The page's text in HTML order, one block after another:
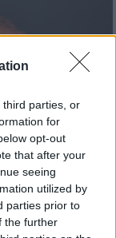
third parties, or
for
opt-out
that after your
seeing
utilized by
parties prior to
the further
Βόρειας